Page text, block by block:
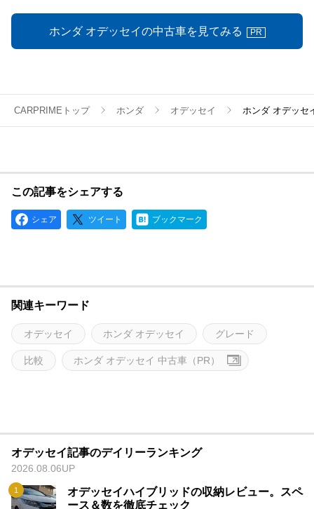
ホンダ オデッセイの中古車を見てみる PR
CARPRIMEトップ ホンダ オデッセイ ホンダ オデッセ
この記事をシェアする
シェア ツイート ブックマーク
関連キーワード
オデッセイ ホンダ オデッセイ グレード
比較 ホンダ オデッセイ 中古車（PR）
オデッセイ記事のデイリーランキング
2026.08.06UP
オデッセイハイブリッドの収納レビュー。スペ
ース＆数を徹底チェック